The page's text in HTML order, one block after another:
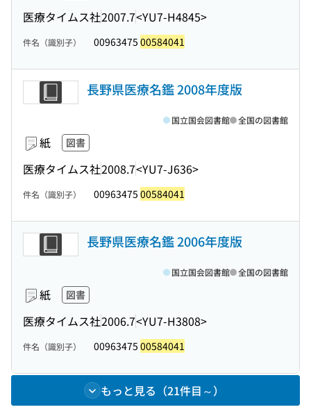
医療タイムス社2007.7<YU7-H4845>
件名（識別子） 00963475 00584041
長野県医療名鑑 2008年度版
紙 図書
医療タイムス社2008.7<YU7-J636>
国立国会図書館 全国の図書館
件名（識別子） 00963475 00584041
長野県医療名鑑 2006年度版
紙 図書
医療タイムス社2006.7<YU7-H3808>
国立国会図書館 全国の図書館
件名（識別子） 00963475 00584041
もっと見る（21件目～）